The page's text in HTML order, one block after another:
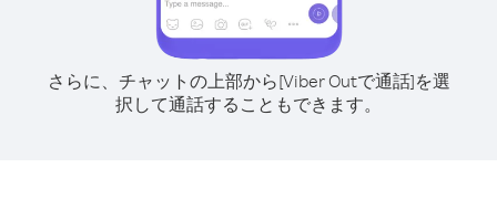
さらに、チャットの上部から[Viber Outで通話]を選
択して通話することもできます。